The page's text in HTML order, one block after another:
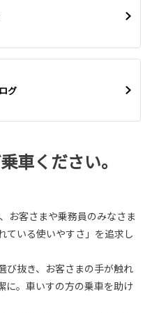
グ
車ください。
お客さまや乗務員のみなさま
ている使いやすさ」を追求し
び抜き、お客さまの手が触れ
に。車いすの方の乗車を助け